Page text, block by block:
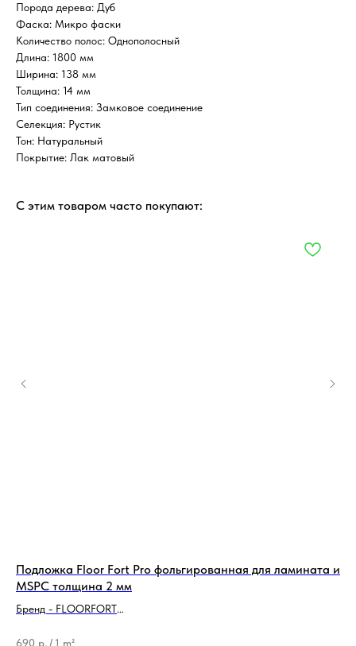
Порода дерева: Дуб
Фаска: Микро фаски
Количество полос: Однополосный
Длина: 1800 мм
Ширина: 138 мм
Толщина: 14 мм
Тип соединения: Замковое соединение
Селекция: Рустик
Тон: Натуральный
Покрытие: Лак матовый
С этим товаром часто покупают:
Подложка Floor Fort Pro фольгированная для ламината и
MSPC толщина 2 мм
Бренд - FLOORFORT
690 р. / 1 m²